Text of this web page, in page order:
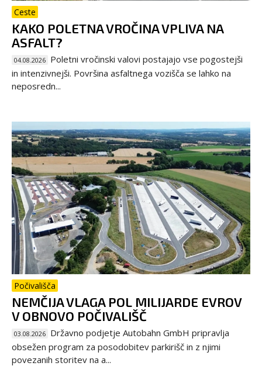
Ceste
KAKO POLETNA VROČINA VPLIVA NA
ASFALT?
04.08.2026 Poletni vročinski valovi postajajo vse pogostejši
in intenzivnejši. Površina asfaltnega vozišča se lahko na
neposredn...
Počivališča
NEMČIJA VLAGA POL MILIJARDE EVROV
V OBNOVO POČIVALIŠČ
03.08.2026 Državno podjetje Autobahn GmbH pripravlja
obsežen program za posodobitev parkirišč in z njimi
povezanih storitev na a...